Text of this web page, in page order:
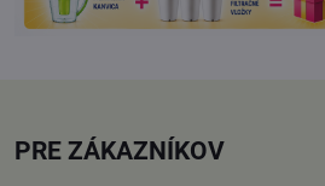
PRE ZÁKAZNÍKOV